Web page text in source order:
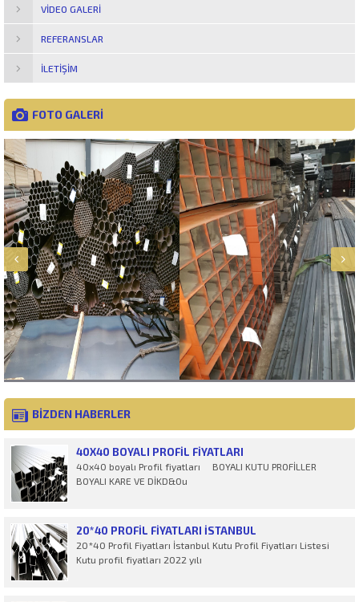
VIDEO GALERI
REFERANSLAR
İLETIŞIM
FOTO GALERİ
BİZDEN HABERLER
40X40 BOYALI PROFIL FIYATLARI
40x40 boyalı Profil fiyatları BOYALI KUTU PROFİLLER
BOYALI KARE VE DİKD&Ou
20*40 PROFIL FIYATLARI İSTANBUL
20*40 Profil Fiyatları İstanbul Kutu Profil Fiyatları Listesi
Kutu profil fiyatları 2022 yılı